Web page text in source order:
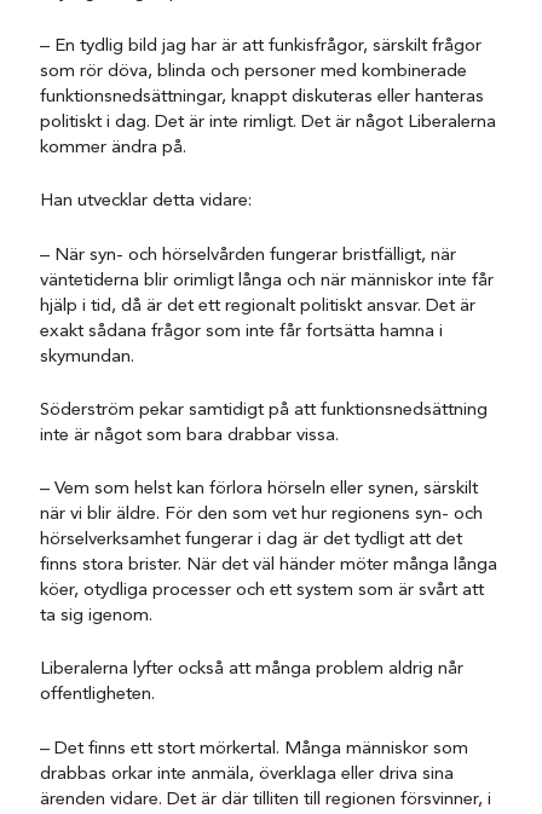
– En tydlig bild jag har är att funkisfrågor, särskilt frågor
som rör döva, blinda och personer med kombinerade
funktionsnedsättningar, knappt diskuteras eller hanteras
politiskt i dag. Det är inte rimligt. Det är något Liberalerna
kommer ändra på.
Han utvecklar detta vidare:
– När syn- och hörselvården fungerar bristfälligt, när
väntetiderna blir orimligt långa och när människor inte får
hjälp i tid, då är det ett regionalt politiskt ansvar. Det är
exakt sådana frågor som inte får fortsätta hamna i
skymundan.
Söderström pekar samtidigt på att funktionsnedsättning
inte är något som bara drabbar vissa.
– Vem som helst kan förlora hörseln eller synen, särskilt
när vi blir äldre. För den som vet hur regionens syn- och
hörselverksamhet fungerar i dag är det tydligt att det
finns stora brister. När det väl händer möter många långa
köer, otydliga processer och ett system som är svårt att
ta sig igenom.
Liberalerna lyfter också att många problem aldrig når
offentligheten.
– Det finns ett stort mörkertal. Många människor som
drabbas orkar inte anmäla, överklaga eller driva sina
ärenden vidare. Det är där tilliten till regionen försvinner, i